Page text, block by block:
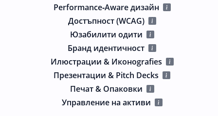
Performance‑Aware дизайн
Достъпност (WCAG)
Юзабилити одити
Бранд идентичност
Илюстрации & Иконografies
Презентации & Pitch Decks
Печат & Опаковки
Управление на активи